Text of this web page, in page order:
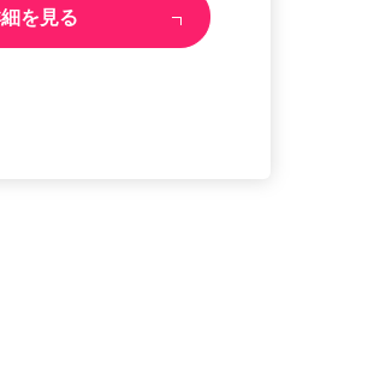
詳細を見る